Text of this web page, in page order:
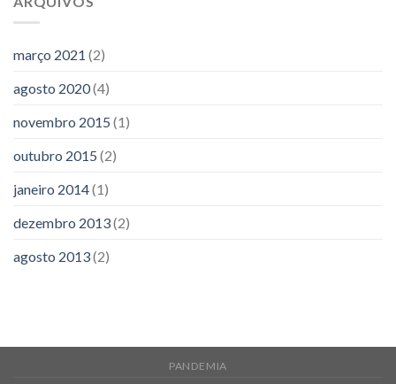
março 2021 (2)
agosto 2020(4)
novembro 2015 (1)
outubro 2015 (2)
janeiro 2014(1)
dezembro 2013(2)
agosto 2013(2)
PANDEMIA